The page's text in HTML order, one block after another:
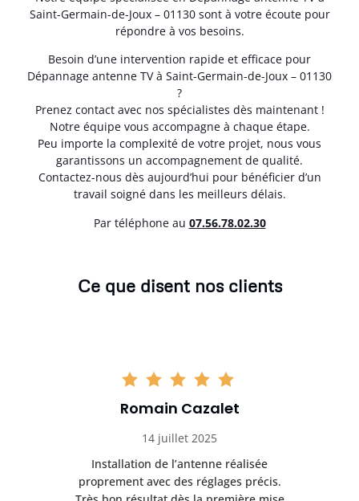
Saint-Germain-de-Joux – 01130 sont à votre écoute pour
répondre à vos besoins.
Besoin d’une intervention rapide et efficace pour
Dépannage antenne TV à Saint-Germain-de-Joux – 01130
?
Prenez contact avec nos spécialistes dès maintenant !
Notre équipe vous accompagne à chaque étape.
Peu importe la complexité de votre projet, nous vous
garantissons un accompagnement de qualité.
Contactez-nous dès aujourd’hui pour bénéficier d’un
travail soigné dans les meilleurs délais.
Par téléphone au 07.56.78.02.30
Ce que disent nos clients
Romain Cazalet
14 juillet 2025
Installation de l’antenne réalisée
proprement avec des réglages précis.